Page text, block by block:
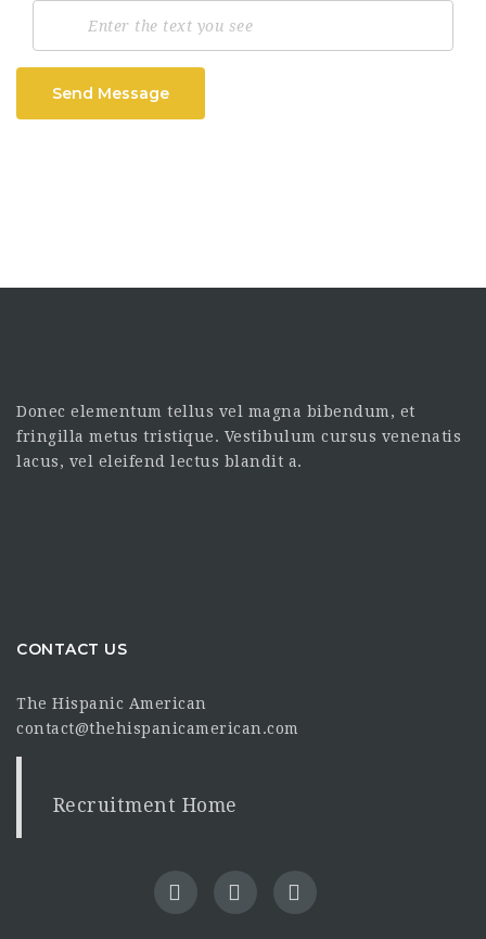
Send Message
Donec elementum tellus vel magna bibendum, et
fringilla metus tristique. Vestibulum cursus venenatis
lacus, vel eleifend lectus blandit a.
CONTACT US
The Hispanic American
contact@thehispanicamerican.com
Recruitment Home